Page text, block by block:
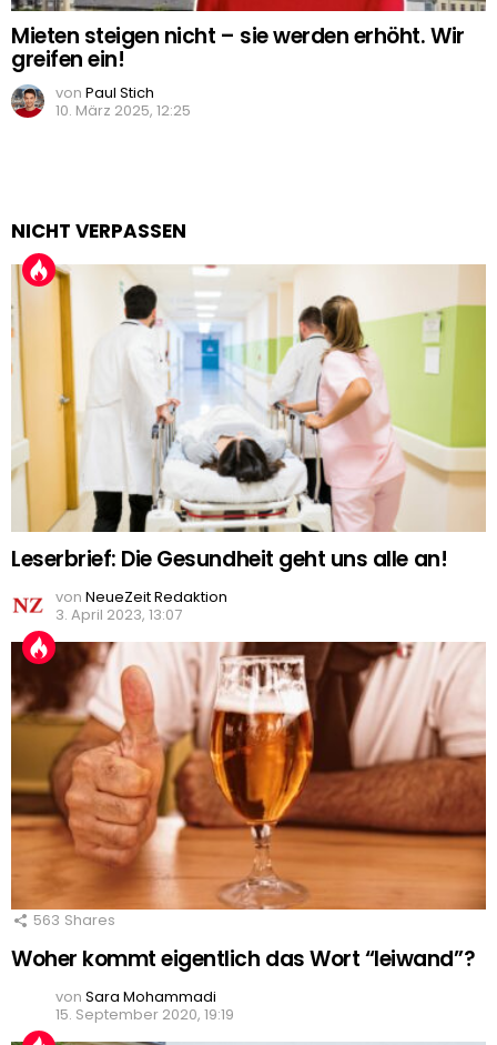
Mieten steigen nicht – sie werden erhöht. Wir
greifen ein!
von Paul Stich
10. März 2025, 12:25
NICHT VERPASSEN
Leserbrief: Die Gesundheit geht uns alle an!
von NeueZeit Redaktion
3. April 2023, 13:07
563 Shares
Woher kommt eigentlich das Wort “leiwand”?
von Sara Mohammadi
15. September 2020, 19:19